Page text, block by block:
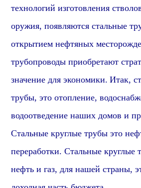
технологий изготовления
оружия, появляются стальные
открытием нефтяных
трубопроводы приобретают
значение для экономики. Итак,
трубы, это отопление,
водоотведение наших домов и
Стальные круглые трубы это
переработки. Стальные круглые
нефть и газ, для нашей страны,